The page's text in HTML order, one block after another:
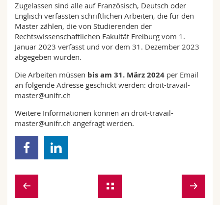
Zugelassen sind alle auf Französisch, Deutsch oder
Englisch verfassten schriftlichen Arbeiten, die für den
Master zählen, die von Studierenden der
Rechtswissenschaftlichen Fakultät Freiburg vom 1.
Januar 2023 verfasst und vor dem 31. Dezember 2023
abgegeben wurden.
Die Arbeiten müssen bis am 31. März 2024 per Email
an folgende Adresse geschickt werden: droit-travail-
master@unifr.ch
Weitere Informationen können an droit-travail-
master@unifr.ch angefragt werden.